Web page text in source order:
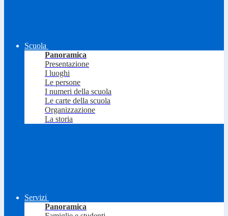
Scuola
Panoramica
Presentazione
I luoghi
Le persone
I numeri della scuola
Le carte della scuola
Organizzazione
La storia
Servizi
Panoramica